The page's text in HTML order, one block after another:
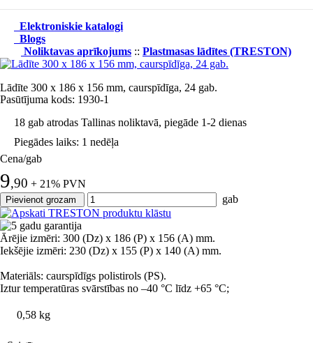
Elektroniskie katalogi
Blogs
Noliktavas aprīkojums :: Plastmasas lādītes (TRESTON)
Lādīte 300 x 186 x 156 mm, caurspīdīga, 24 gab.
Pasūtījuma kods: 1930-1
18 gab atrodas Tallinas noliktavā, piegāde 1-2 dienas
Piegādes laiks: 1 nedēļa
Cena/gab
9,90 + 21% PVN
gab
Ārējie izmēri: 300 (Dz) x 186 (P) x 156 (A) mm.
Iekšējie izmēri: 230 (Dz) x 155 (P) x 140 (A) mm.
Materiāls: caurspīdīgs polistirols (PS).
Iztur temperatūras svārstības no –40 °C līdz +65 °C;
0,58 kg